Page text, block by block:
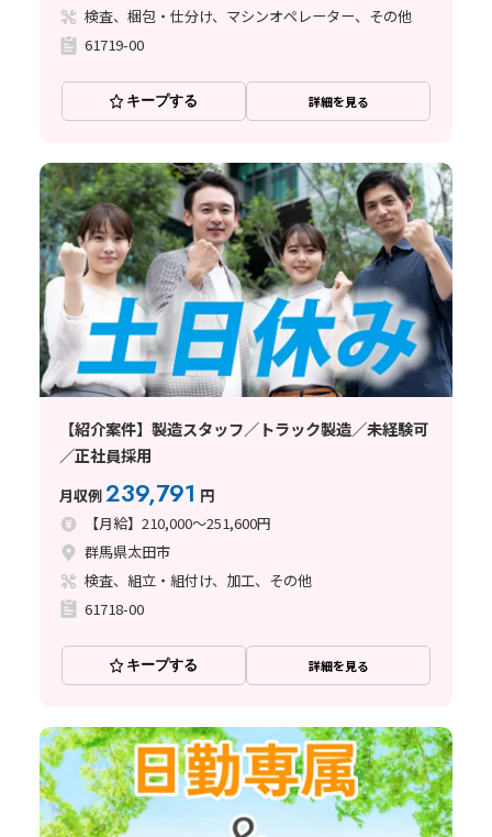
検査、梱包・仕分け、マシンオペレーター、その他
61719-00
キープする 詳細を見る
【紹介案件】製造スタッフ／トラック製造／未経験可
／正社員採用
月収例239,791 円
【月給】210,000～251,600円
群馬県太田市
検査、組立・組付け、加工、その他
61718-00
キープする 詳細を見る